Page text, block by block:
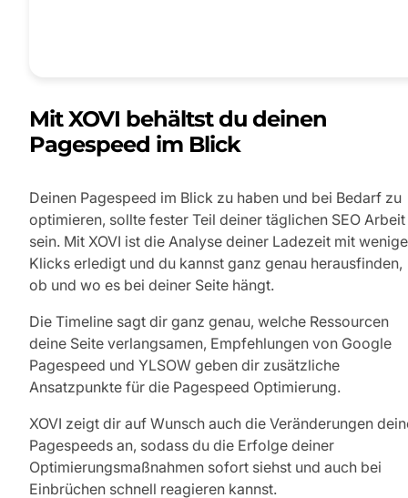
Mit XOVI behältst du deinen
Pagespeed im Blick
Deinen Pagespeed im Blick zu haben und bei Bedarf zu
optimieren, sollte fester Teil deiner täglichen SEO Arbeit
sein. Mit XOVI ist die Analyse deiner Ladezeit mit
Klicks erledigt und du kannst ganz genau herausfinden,
ob und wo es bei deiner Seite hängt.
Die Timeline sagt dir ganz genau, welche Ressourcen
deine Seite verlangsamen, Empfehlungen von Google
Pagespeed und YLSOW geben dir zusätzliche
Ansatzpunkte für die Pagespeed Optimierung.
XOVI zeigt dir auf Wunsch auch die Veränderungen
Pagespeeds an, sodass du die Erfolge deiner
Optimierungsmaßnahmen sofort siehst und auch bei
Einbrüchen schnell reagieren kannst.